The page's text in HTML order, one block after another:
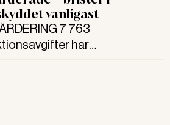
vanligast
7 763
har